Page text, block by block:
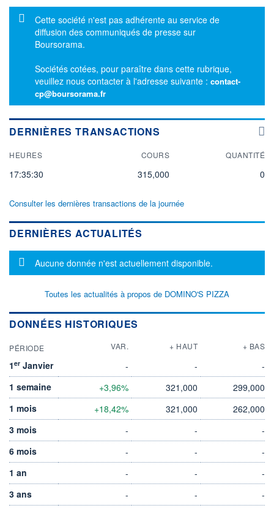
Message d'information
Cette société n'est pas adhérente au service de
diffusion des communiqués de presse sur
Boursorama.
Sociétés cotées, pour paraître dans cette rubrique,
veuillez nous contacter à l'adresse suivante : contact-
cp@boursorama.fr
DERNIÈRES TRANSACTIONS
HEURES COURS QUANTITÉ
17:35:30 315,000 0
Consulter les dernières transactions de la journée
DERNIÈRES ACTUALITÉS
Message d'information
Aucune donnée n'est actuellement disponible.
Toutes les actualités à propos de DOMINO'S PIZZA
DONNÉES HISTORIQUES
PÉRIODE VAR. + HAUT + BAS
1er Janvier - -
-
1 semaine
+3,96% 321,000
299,000
1 mois
+18,42% 321,000
262,000
3 mois
- -
-
6 mois
- -
-
1 an
- -
-
3 ans
- -
-